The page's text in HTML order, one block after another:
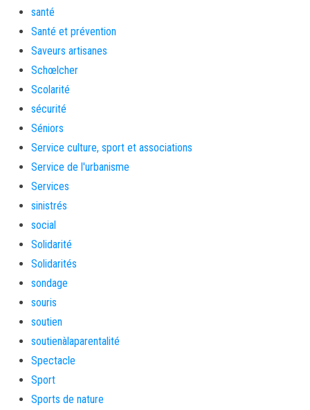
santé
Santé et prévention
Saveurs artisanes
Schœlcher
Scolarité
sécurité
Séniors
Service culture, sport et associations
Service de l'urbanisme
Services
sinistrés
social
Solidarité
Solidarités
sondage
souris
soutien
soutienàlaparentalité
Spectacle
Sport
Sports de nature